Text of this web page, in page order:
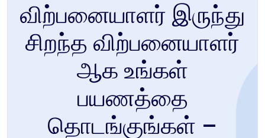
விற்பனையாளர் இருந்து
சிறந்த விற்பனையாளர்
ஆக உங்கள்
பயணத்தை
தொடங்குங்கள் –